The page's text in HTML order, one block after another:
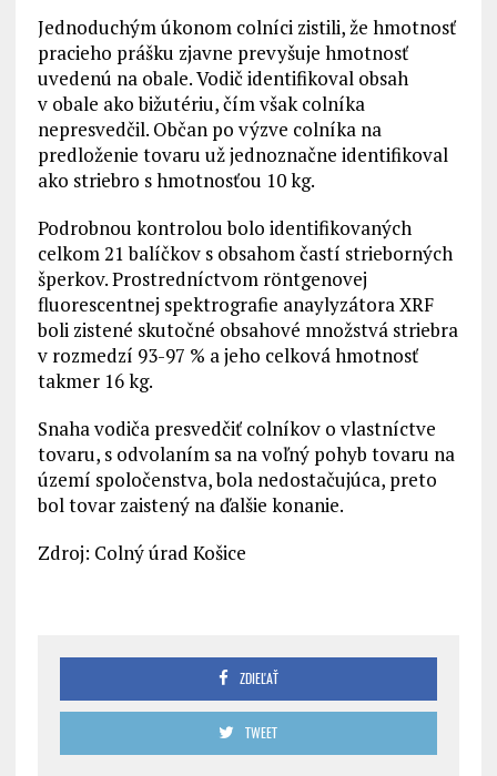
Jednoduchým úkonom colníci zistili, že hmotnosť
pracieho prášku zjavne prevyšuje hmotnosť
uvedenú na obale. Vodič identifikoval obsah
v obale ako bižutériu, čím však colníka
nepresvedčil. Občan po výzve colníka na
predloženie tovaru už jednoznačne identifikoval
ako striebro s hmotnosťou 10 kg.
Podrobnou kontrolou bolo identifikovaných
celkom 21 balíčkov s obsahom častí strieborných
šperkov. Prostredníctvom röntgenovej
fluorescentnej spektrografie anaylyzátora XRF
boli zistené skutočné obsahové množstvá striebra
v rozmedzí 93-97 % a jeho celková hmotnosť
takmer 16 kg.
Snaha vodiča presvedčiť colníkov o vlastníctve
tovaru, s odvolaním sa na voľný pohyb tovaru na
území spoločenstva, bola nedostačujúca, preto
bol tovar zaistený na ďalšie konanie.
Zdroj: Colný úrad Košice
ZDIEĽAŤ
TWEET